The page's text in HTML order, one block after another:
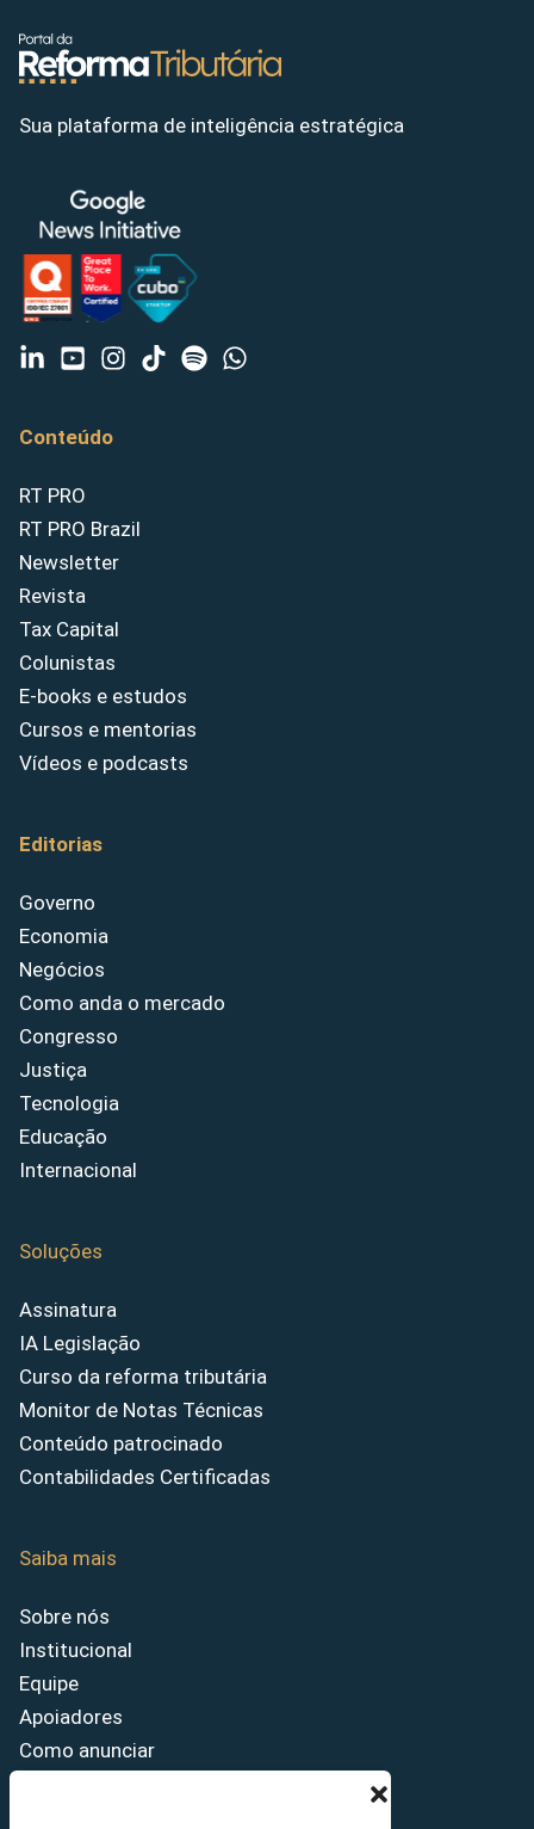
Sua plataforma de inteligência estratégica
Conteúdo
RT PRO
RT PRO Brazil
Newsletter
Revista
Tax Capital
Colunistas
E-books e estudos
Cursos e mentorias
Vídeos e podcasts
Editorias
Governo
Economia
Negócios
Como anda o mercado
Congresso
Justiça
Tecnologia
Educação
Internacional
Soluções
Assinatura
IA Legislação
Curso da reforma tributária
Monitor de Notas Técnicas
Conteúdo patrocinado
Contabilidades Certificadas
Saiba mais
Sobre nós
Institucional
Equipe
Apoiadores
Como anunciar